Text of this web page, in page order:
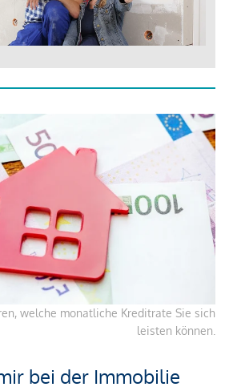
welche monatliche Kreditrate Sie sich
leisten können.
bei der Immobilie